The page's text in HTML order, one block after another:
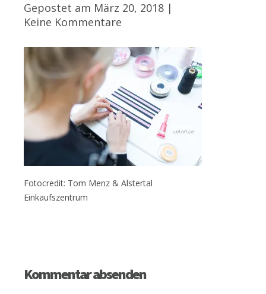
Gepostet am März 20, 2018 |
Keine Kommentare
Fotocredit: Tom Menz & Alstertal
Einkaufszentrum
Kommentar absenden